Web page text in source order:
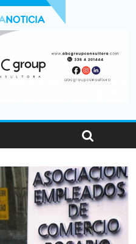
usados en julio: bajó un 12,6%